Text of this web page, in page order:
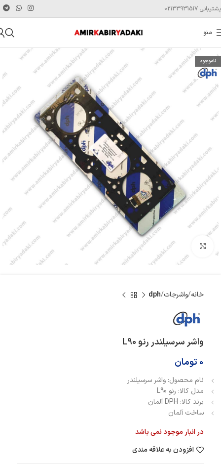
پشتیبانی 02133931517
منو
ناموجود
بزرگنمایی تصویر
خانه واشرجات dph
واشر سرسیلندر رنو L90
0 تومان
نام محصول: واشر سرسیلندر
مدل کالا: رنو L90
برند کالا: DPH آلمان
ساخت آلمان
در انبار موجود نمی باشد
افزودن به علاقه مندی